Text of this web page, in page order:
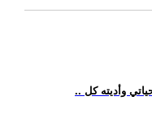
وأديته كل